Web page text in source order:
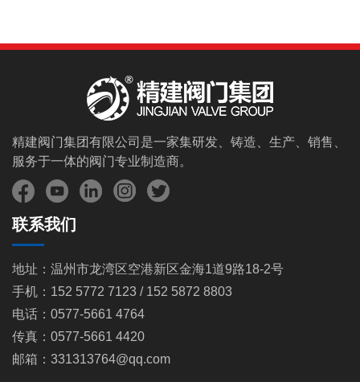
精建阀门集团有限公司是一家集研发、铸造、生产、销售、
服务于一体的阀门专业制造商。
联系我们
地址：温州市龙湾区空港新区金海1道9路18-2号
手机：152 5772 7123 / 152 5872 8803
电话：0577-5661 4764
传真：0577-5661 4420
邮箱：331313764@qq.com